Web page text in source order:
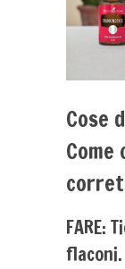
Cose
FARE:
flaconi.